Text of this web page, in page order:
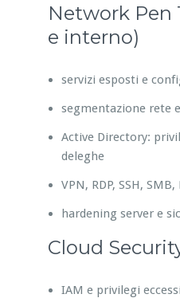
Network Pen
e interno)
servizi esposti e
segmentazione rete
Active Directory:
deleghe
VPN, RDP, SSH, SMB,
hardening server e
Cloud
IAM e privilegi